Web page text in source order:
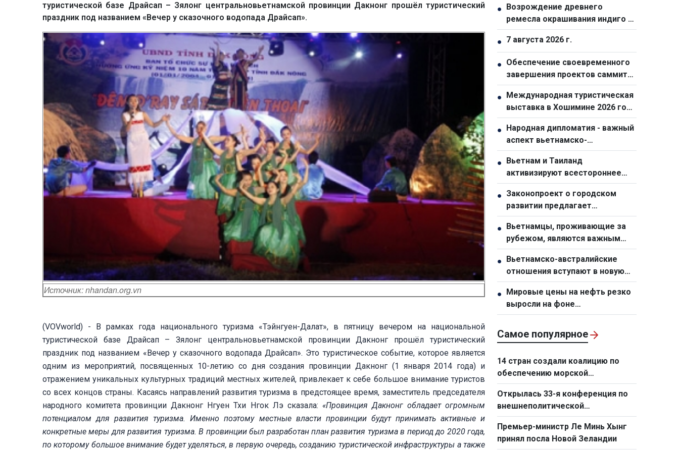
туристической базе Драйсап – Зялонг центральновьетнамской провинции Дакнонг прошёл туристический
праздник под названием «Вечер у сказочного водопада Драйсап».
Источник: nhandan.org.vn
(VOVworld) - В рамках года национального туризма «Тэйнгуен-Далат», в пятницу вечером на национальной
туристической базе Драйсап – Зялонг центральновьетнамской провинции Дакнонг прошёл туристический
праздник под названием «Вечер у сказочного водопада Драйсап». Это туристическое событие, которое является
одним из мероприятий, посвященных 10-летию со дня создания провинции Дакнонг (1 января 2014 года) и
отражением уникальных культурных традиций местных жителей, привлекает к себе большое внимание туристов
со всех концов страны. Касаясь направлений развития туризма в предстоящее время, заместитель председателя
народного комитета провинции Дакнонг Нгуен Тхи Нгок Лэ сказала: «Провинция Дакнонг обладает огромным
потенциалом для развития туризма. Именно поэтому местные власти провинции будут принимать активные и
конкретные меры для развития туризма. В провинции был разработан план развития туризма в период до 2020 года,
по которому большое внимание будет уделяться, в первую очередь, созданию туристической инфраструктуры а также
● Возрождение древнего
ремесла окрашивания индиго у
народа монг в общине Тасуа
(провинция Шонла)
● 7 августа 2026 г.
● Обеспечение своевременного
завершения проектов саммита
АТЭС-2027
● Международная туристическая
выставка в Хошимине 2026 года
станет самой масштабной за
всю историю
● Народная дипломатия - важный
аспект вьетнамско-
австралийских отношений
● Вьетнам и Таиланд
активизируют всестороннее
сотрудничество
● Законопроект о городском
развитии предлагает
специальный механизм для
города Хошимин
● Вьетнамцы, проживающие за
рубежом, являются важным
стратегическим ресурсом,
способствующим укреплению
национальной мощи
● Вьетнамско-австралийские
отношения вступают в новую
фазу развития
● Мировые цены на нефть резко
выросли на фоне
напряженности на Ближнем
Самое популярное
14 стран создали коалицию по
обеспечению морской
безопасности на Ближнем
Востоке
Открылась 33-я конференция по
внешнеполитической
деятельности
Премьер-министр Ле Минь Хынг
принял посла Новой Зеландии